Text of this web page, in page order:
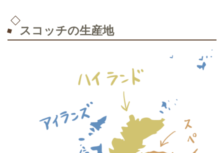
スコッチの生産地